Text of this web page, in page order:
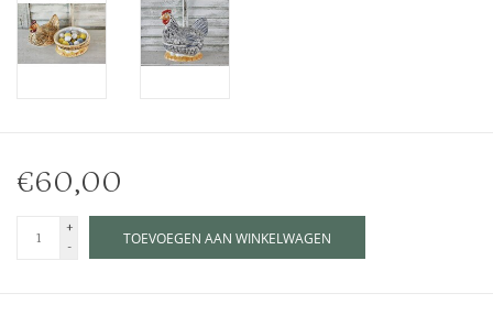
€60,00
+
-
TOEVOEGEN AAN WINKELWAGEN